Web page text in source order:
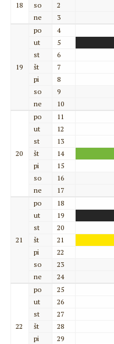
18
so
2
ne
3
19
po
4
ut
5
st
6
št
7
pi
8
so
9
ne
10
20
po
11
ut
12
st
13
št
14
pi
15
so
16
ne
17
21
po
18
ut
19
st
20
št
21
pi
22
so
23
ne
24
22
po
25
ut
26
st
27
št
28
pi
29